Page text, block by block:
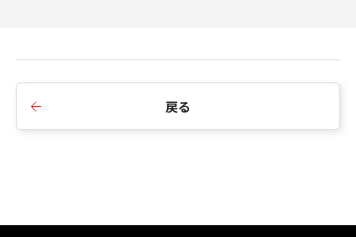
5.AMSのWSD/IPP接続時のIPアドレス/ホスト名の
取得に対応しました。
戻る